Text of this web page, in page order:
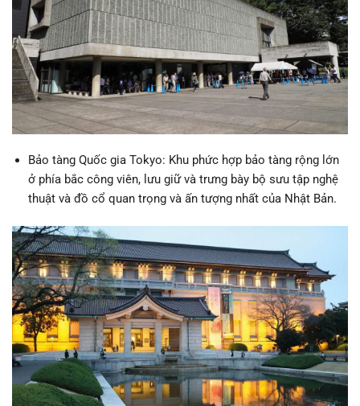
Bảo tàng Quốc gia Tokyo: Khu phức hợp bảo tàng rộng lớn
ở phía bắc công viên, lưu giữ và trưng bày bộ sưu tập nghệ
thuật và đồ cổ quan trọng và ấn tượng nhất của Nhật Bản.